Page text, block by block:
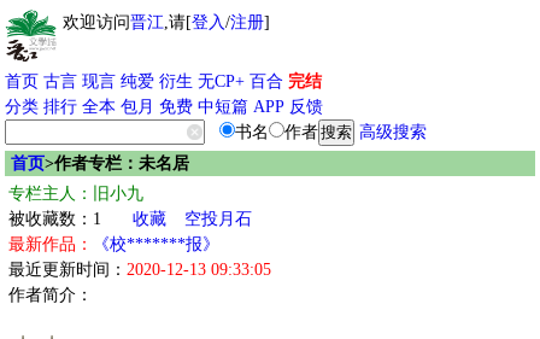
欢迎访问晋江,请[登入/注册]
首页 古言 现言 纯爱 衍生 无CP+ 百合 完结
分类 排行 全本 包月 免费 中短篇 APP 反馈
书名
作者
高级搜索
首页>作者专栏：未名居
专栏主人：旧小九
被收藏数：1
收藏
空投月石
最新作品：
《校*******报》
最近更新时间： 2020-12-13 09:33:05
作者简介：